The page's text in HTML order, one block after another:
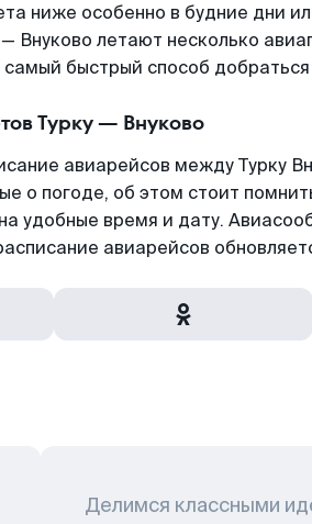
ниже особенно в будние дни
Внуково летают несколько
быстрый способ добраться
Турку — Внуково
авиарейсов между Турку
о погоде, об этом стоит
удобные время и дату.
авиарейсов
Делимся классными